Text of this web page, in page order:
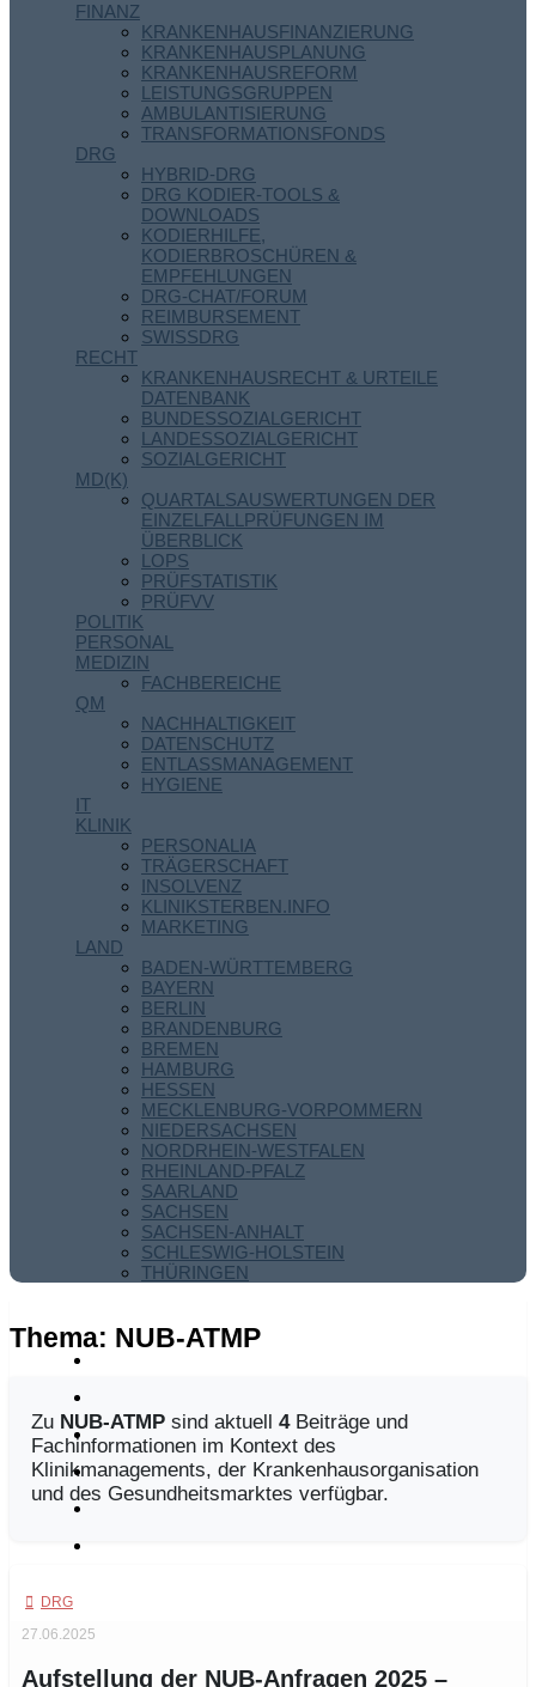
FINANZ
KRANKENHAUSFINANZIERUNG
KRANKENHAUSPLANUNG
KRANKENHAUSREFORM
LEISTUNGSGRUPPEN
AMBULANTISIERUNG
TRANSFORMATIONSFONDS
DRG
HYBRID-DRG
DRG KODIER-TOOLS &
DOWNLOADS
KODIERHILFE,
KODIERBROSCHÜREN &
EMPFEHLUNGEN
DRG-CHAT/FORUM
REIMBURSEMENT
SWISSDRG
RECHT
KRANKENHAUSRECHT & URTEILE
DATENBANK
BUNDESSOZIALGERICHT
LANDESSOZIALGERICHT
SOZIALGERICHT
MD(K)
QUARTALSAUSWERTUNGEN DER
EINZELFALLPRÜFUNGEN IM
ÜBERBLICK
LOPS
PRÜFSTATISTIK
PRÜFVV
POLITIK
PERSONAL
MEDIZIN
FACHBEREICHE
QM
NACHHALTIGKEIT
DATENSCHUTZ
ENTLASSMANAGEMENT
HYGIENE
IT
KLINIK
PERSONALIA
TRÄGERSCHAFT
INSOLVENZ
KLINIKSTERBEN.INFO
MARKETING
LAND
BADEN-WÜRTTEMBERG
BAYERN
BERLIN
BRANDENBURG
BREMEN
HAMBURG
HESSEN
MECKLENBURG-VORPOMMERN
NIEDERSACHSEN
NORDRHEIN-WESTFALEN
RHEINLAND-PFALZ
SAARLAND
SACHSEN
SACHSEN-ANHALT
SCHLESWIG-HOLSTEIN
THÜRINGEN
Thema: NUB-ATMP
Zu NUB-ATMP sind aktuell 4Beiträge und
Fachinformationen im Kontext des
Klinikmanagements, der Krankenhausorganisation
und des Gesundheitsmarktes verfügbar.
DRG
27.06.2025
Aufstellung der NUB-Anfragen 2025 –